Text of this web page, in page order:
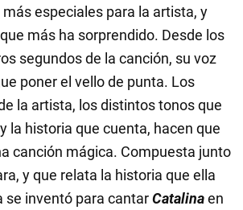
especiales para la artista, y
más ha sorprendido. Desde los
segundos de la canción, su voz
poner el vello de punta. Los
la artista, los distintos tonos que
la historia que cuenta, hacen que
canción mágica. Compuesta junto
y que relata la historia que ella
se inventó para cantarCatalinaen